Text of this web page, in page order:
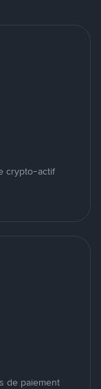
crypto-actif
de paiement